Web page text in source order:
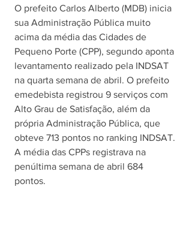
O prefeito Carlos Alberto (MDB) inicia
sua Administração Pública muito
acima da média das Cidades de
Pequeno Porte (CPP), segundo aponta
levantamento realizado pela INDSAT
na quarta semana de abril. O prefeito
emedebista registrou 9 serviços com
Alto Grau de Satisfação, além da
própria Administração Pública, que
obteve 713 pontos no ranking INDSAT.
A média das CPPs registrava na
penúltima semana de abril 684
pontos.